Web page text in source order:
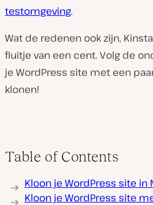
testomgeving.
Wat de redenen ook zijn,
fluitje van een cent. Volg de
je WordPress site met een
klonen!
Table of Contents
Kloon je WordPress site in
Kloon je WordPress site